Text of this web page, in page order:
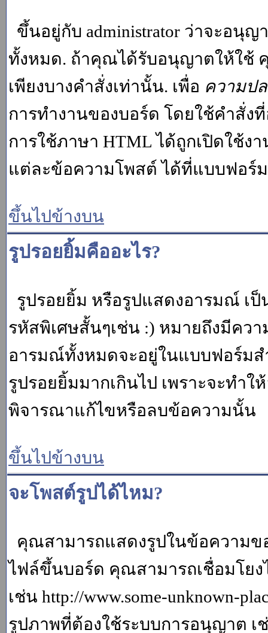
ขึ้นอยู่กับ administrator ว่าจะอนุ
ทั้งหมด. ถ้าคุณได้รับอนุญาตให้ใช้
เพียงบางคำสั่งเท่านั้น. เพื่อ ความป
การทำงานของบอร์ด โดยใช้คำสั่ง
การใช้ภาษา HTML ได้ถูกเปิดใช้
แต่ละข้อความโพสต์ ได้ที่แบบฟอร์
ขึ้นไปข้างบน
รูปรอยยิ้มคืออะไร?
รูปรอยยิ้ม หรือรูปแสดงอารมณ์ เ
รหัสพิเศษสั้นๆเช่น :) หมายถึงมีคว
อารมณ์ทั้งหมดจะอยู่ในแบบฟอร์ม
รูปรอยยิ้มมากเกินไป เพราะจะทำใ
พิจารณาแก้ไขหรือลบข้อความนั้น
ขึ้นไปข้างบน
จะโพสต์รูปได้ไหม?
คุณสามารถแสดงรูปในข้อความ
ไฟล์ขึ้นบอร์ด คุณสามารถเชื่อมโยง
เช่น http://www.some-unknown-
รูปภาพที่ต้องใช้ระบบการอนุญาต เ